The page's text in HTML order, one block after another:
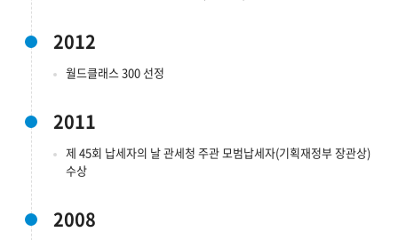
2012
월드클래스 300 선정
2011
제 45회 납세자의 날 관세청 주관 모범납세자(기획재정부 장관상)
수상
2008